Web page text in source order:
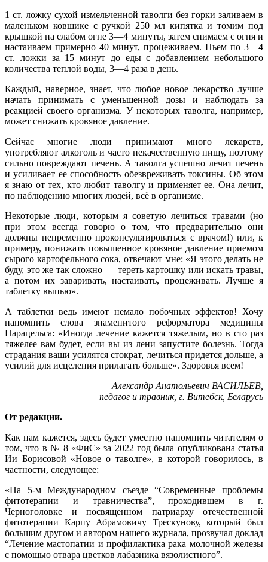
1 ст. ложку сухой измельченной таволги без горки заливаем в
маленьком ковшике с ручкой 250 мл кипятка и томим под
крышкой на слабом огне 3—4 минуты, затем снимаем с огня и
настаиваем примерно 40 минут, процеживаем. Пьем по 3—4
ст. ложки за 15 минут до еды с добавлением небольшого
количества теплой воды, 3—4 раза в день.
Каждый, наверное, знает, что любое новое лекарство лучше
начать принимать с уменьшенной дозы и наблюдать за
реакцией своего организма. У некоторых таволга, например,
может снижать кровяное давление.
Сейчас многие люди принимают много лекарств,
употребляют алкоголь и часто некачественную пищу, поэтому
сильно повреждают печень. А таволга успешно лечит печень
и усиливает ее способность обезвреживать токсины. Об этом
я знаю от тех, кто любит таволгу и применяет ее. Она лечит,
по наблюдению многих людей, всё в организме.
Некоторые люди, которым я советую лечиться травами (но
при этом всегда говорю о том, что предварительно они
должны непременно проконсультироваться с врачом!) или, к
примеру, понижать повышенное кровяное давление приемом
сырого картофельного сока, отвечают мне: «Я этого делать не
буду, это же так сложно — тереть картошку или искать травы,
а потом их заваривать, настаивать, процеживать. Лучше я
таблетку выпью».
А таблетки ведь имеют немало побочных эффектов! Хочу
напомнить слова знаменитого реформатора медицины
Парацельса: «Иногда лечение кажется тяжелым, но в сто раз
тяжелее вам будет, если вы из лени запустите болезнь. Тогда
страдания ваши усилятся стократ, лечиться придется дольше, а
усилий для исцеления прилагать больше». Здоровья всем!
Александр Анатольевич ВАСИЛЬЕВ,
педагог и травник, г. Витебск, Беларусь
От редакции.
Как нам кажется, здесь будет уместно напомнить читателям о
том, что в № 8 «ФиС» за 2022 год была опубликована статья
Ии Борисовой «Новое о таволге», в которой говорилось, в
частности, следующее:
«На 5-м Международном съезде “Современные проблемы
фитотерапии и травничества”, проходившем в г.
Черноголовке и посвященном патриарху отечественной
фитотерапии Карпу Абрамовичу Трескунову, который был
большим другом и автором нашего журнала, прозвучал доклад
“Лечение мастопатии и профилактика рака молочной железы
с помощью отвара цветков лабазника вязолистного”.